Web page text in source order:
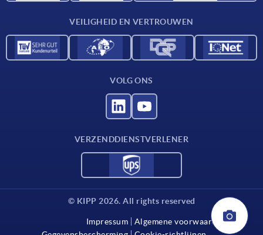
VEILIGHEID EN VERTROUWEN
VOLG ONS
VERZENDDIENSTVERLENER
© KIPP 2026. All rights reserved
Impressum
Algemene voorwaarden